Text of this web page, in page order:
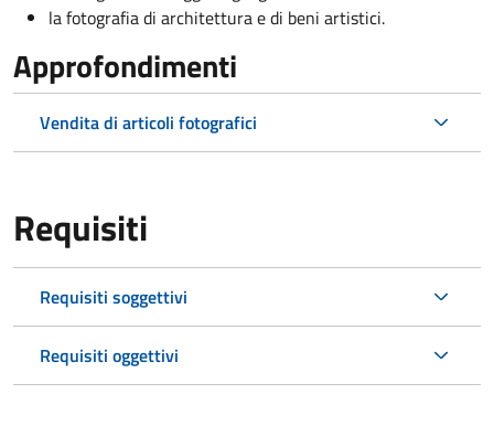
la fotografia di architettura e di beni artistici.
Approfondimenti
Vendita di articoli fotografici
Requisiti
Requisiti soggettivi
Requisiti oggettivi